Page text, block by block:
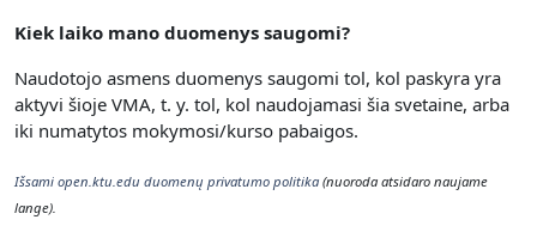
Kiek laiko mano duomenys saugomi?
Naudotojo asmens duomenys saugomi tol, kol paskyra yra
aktyvi šioje VMA, t. y. tol, kol naudojamasi šia svetaine, arba
iki numatytos mokymosi/kurso pabaigos.
Išsami open.ktu.edu duomenų privatumo politika (nuoroda atsidaro naujame
lange).